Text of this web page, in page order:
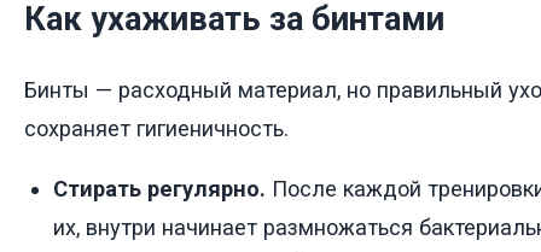
Как ухаживать за бинтами
Бинты — расходный материал, но правильный
сохраняет гигиеничность.
Стирать регулярно. После каждой
их, внутри начинает размножаться